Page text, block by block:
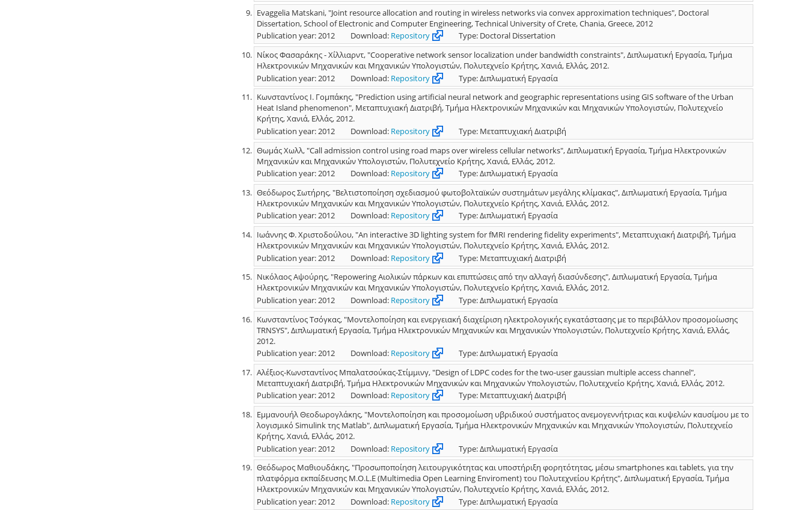
Evaggelia Matskani, "Joint resource allocation and routing in wireless networks via convex approximation techniques", Doctoral
Dissertation, School of Electronic and Computer Engineering, Technical University of Crete, Chania, Greece, 2012
Publication year: 2012
Download: Repository
Type: Doctoral Dissertation
Νίκος Φασαράκης - Χίλλιαρντ, "Cooperative network sensor localization under bandwidth constraints", Διπλωματική Εργασία, Τμήμα
Ηλεκτρονικών Μηχανικών και Μηχανικών Υπολογιστών, Πολυτεχνείο Κρήτης, Χανιά, Ελλάς, 2012.
Publication year: 2012
Download: Repository
Type: Διπλωματική Εργασία
Κωνσταντίνος Ι. Γομπάκης, "Prediction using artificial neural network and geographic representations using GIS software of the Urban
Heat Island phenomenon", Μεταπτυχιακή Διατριβή, Τμήμα Ηλεκτρονικών Μηχανικών και Μηχανικών Υπολογιστών, Πολυτεχνείο
Κρήτης, Χανιά, Ελλάς, 2012.
Publication year: 2012
Download: Repository
Type: Μεταπτυχιακή Διατριβή
Θωμάς Χωλλ, "Call admission control using road maps over wireless cellular networks", Διπλωματική Εργασία, Τμήμα Ηλεκτρονικών
Μηχανικών και Μηχανικών Υπολογιστών, Πολυτεχνείο Κρήτης, Χανιά, Ελλάς, 2012.
Publication year: 2012
Download: Repository
Type: Διπλωματική Εργασία
Θεόδωρος Σωτήρης, "Βελτιστοποίηση σχεδιασμού φωτοβολταϊκών συστημάτων μεγάλης κλίμακας", Διπλωματική Εργασία, Τμήμα
Ηλεκτρονικών Μηχανικών και Μηχανικών Υπολογιστών, Πολυτεχνείο Κρήτης, Χανιά, Ελλάς, 2012.
Publication year: 2012
Download: Repository
Type: Διπλωματική Εργασία
Ιωάννης Φ. Χριστοδούλου, "An interactive 3D lighting system for fMRI rendering fidelity experiments", Μεταπτυχιακή Διατριβή, Τμήμα
Ηλεκτρονικών Μηχανικών και Μηχανικών Υπολογιστών, Πολυτεχνείο Κρήτης, Χανιά, Ελλάς, 2012.
Publication year: 2012
Download: Repository
Type: Μεταπτυχιακή Διατριβή
Νικόλαος Αψούρης, "Repowering Αιολικών πάρκων και επιπτώσεις από την αλλαγή διασύνδεσης", Διπλωματική Εργασία, Τμήμα
Ηλεκτρονικών Μηχανικών και Μηχανικών Υπολογιστών, Πολυτεχνείο Κρήτης, Χανιά, Ελλάς, 2012.
Publication year: 2012
Download: Repository
Type: Διπλωματική Εργασία
Κωνσταντίνος Τσόγκας, "Μοντελοποίηση και ενεργειακή διαχείριση ηλεκτρολογικής εγκατάστασης με το περιβάλλον προσομοίωσης
TRNSYS", Διπλωματική Εργασία, Τμήμα Ηλεκτρονικών Μηχανικών και Μηχανικών Υπολογιστών, Πολυτεχνείο Κρήτης, Χανιά, Ελλάς,
2012.
Publication year: 2012
Download: Repository
Type: Διπλωματική Εργασία
Αλέξιος-Κωνσταντίνος Μπαλατσούκας-Στίμμινγ, "Design of LDPC codes for the two-user gaussian multiple access channel",
Μεταπτυχιακή Διατριβή, Τμήμα Ηλεκτρονικών Μηχανικών και Μηχανικών Υπολογιστών, Πολυτεχνείο Κρήτης, Χανιά, Ελλάς, 2012.
Publication year: 2012
Download: Repository
Type: Μεταπτυχιακή Διατριβή
Εμμανουήλ Θεοδωρογλάκης, "Μοντελοποίηση και προσομοίωση υβριδικού συστήματος ανεμογεννήτριας και κυψελών καυσίμου με το
λογισμικό Simulink της Matlab", Διπλωματική Εργασία, Τμήμα Ηλεκτρονικών Μηχανικών και Μηχανικών Υπολογιστών, Πολυτεχνείο
Κρήτης, Χανιά, Ελλάς, 2012.
Publication year: 2012
Download: Repository
Type: Διπλωματική Εργασία
Θεόδωρος Μαθιουδάκης, "Προσωποποίηση λειτουργικότητας και υποστήριξη φορητότητας, μέσω smartphones και tablets, για την
πλατφόρμα εκπαίδευσης M.O.L.E (Multimedia Open Learning Enviroment) του Πολυτεχνείου Κρήτης", Διπλωματική Εργασία, Τμήμα
Ηλεκτρονικών Μηχανικών και Μηχανικών Υπολογιστών, Πολυτεχνείο Κρήτης, Χανιά, Ελλάς, 2012.
Publication year: 2012
Download: Repository Type: Διπλωματική Εργασία